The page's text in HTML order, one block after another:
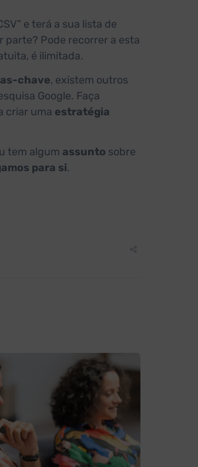
e terá a sua lista de
parte? Pode recorrer a esta
é ilimitada.
chave, existem outros
Google. Faça
criar uma estratégia
tem algum assunto sobre
para si.